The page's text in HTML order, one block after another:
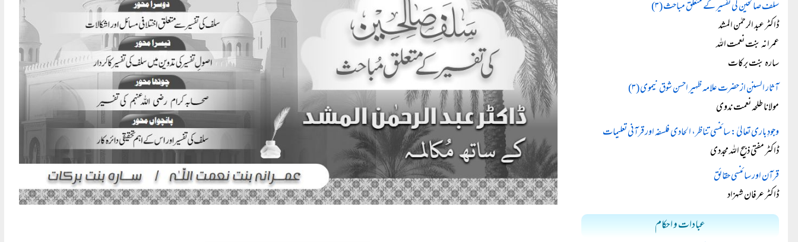
سلف صالحین کی تفسیر کے متعلق مباحث (۳)
ڈاکٹر عبد الرحمٰن المشد
عمرانہ بنت نعمت اللہ
سارہ بنت برکات
آثار السنن از حضرت علامہ ظہیر احسن شوق نیموی (۳)
مولانا طلحہ نعمت ندوی
وجودِ باری تعالیٰ: سائنسی تناظر، الحادی فلسفہ اور قرآنی تعلیمات
ڈاکٹر مفتی ذبیح اللہ مجددی
قرآن اور سائنسی حقائق
ڈاکٹر عرفان شہزاد
عبادات و احکام